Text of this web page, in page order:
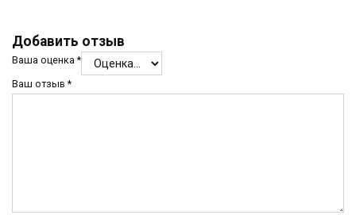
Добавить отзыв
Ваша оценка*
Ваш отзыв*